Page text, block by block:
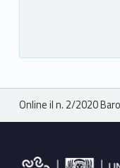
Breadcrumbs navigation
Online il n. 2/2020